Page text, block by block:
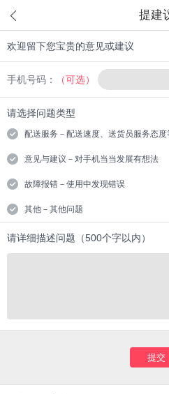
提建
欢迎留下您宝贵的意见或建议
手机号码： （可选）
请选择问题类型
配送服务－配送速度、送货员服务态度
意见与建议－对手机当当发展有想法
故障报错－使用中发现错误
其他－其他问题
请详细描述问题（500个字以内）
提交